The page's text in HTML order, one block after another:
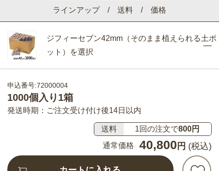
ラインアップ / 送料 / 価格
ジフィーセブン42mm（そのまま植えられる土ポ
ット）を選択
申込番号:72000004
1000個入り1箱
発送時期：ご注文受け付け後14日以内
送料 1回の注文で800円
通常価格
40,800 円 (税込)